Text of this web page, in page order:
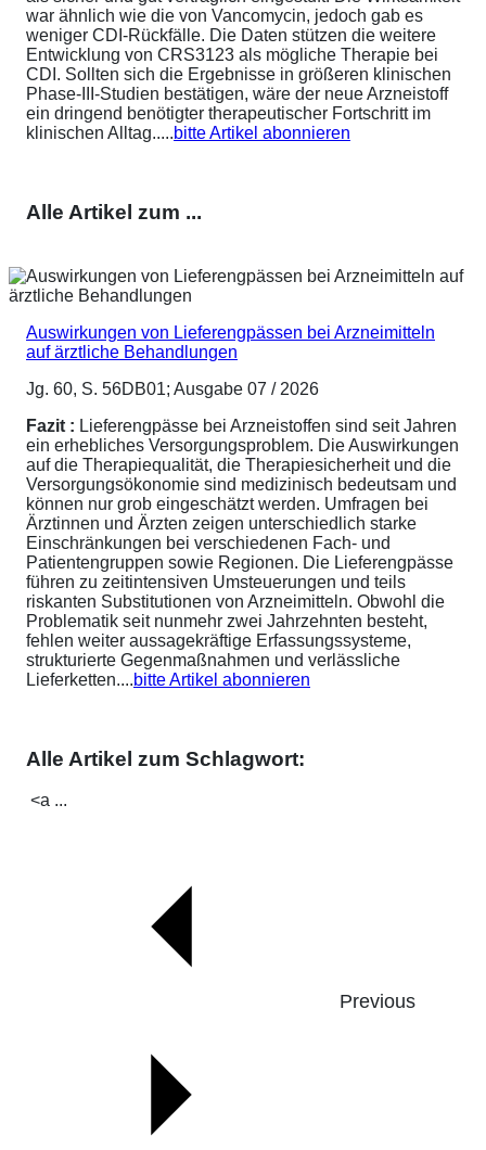
war ähnlich wie die von Vancomycin, jedoch gab es
weniger CDI-Rückfälle. Die Daten stützen die weitere
Entwicklung von CRS3123 als mögliche Therapie bei
CDI. Sollten sich die Ergebnisse in größeren klinischen
Phase-III-Studien bestätigen, wäre der neue Arzneistoff
ein dringend benötigter therapeutischer Fortschritt im
klinischen Alltag.....bitte Artikel abonnieren
Alle Artikel zum ...
Auswirkungen von Lieferengpässen bei Arzneimitteln
auf ärztliche Behandlungen
Jg. 60, S. 56DB01; Ausgabe 07 / 2026
Fazit : Lieferengpässe bei Arzneistoffen sind seit Jahren
ein erhebliches Versorgungsproblem. Die Auswirkungen
auf die Therapiequalität, die Therapiesicherheit und die
Versorgungsökonomie sind medizinisch bedeutsam und
können nur grob eingeschätzt werden. Umfragen bei
Ärztinnen und Ärzten zeigen unterschiedlich starke
Einschränkungen bei verschiedenen Fach- und
Patientengruppen sowie Regionen. Die Lieferengpässe
führen zu zeitintensiven Umsteuerungen und teils
riskanten Substitutionen von Arzneimitteln. Obwohl die
Problematik seit nunmehr zwei Jahrzehnten besteht,
fehlen weiter aussagekräftige Erfassungssysteme,
strukturierte Gegenmaßnahmen und verlässliche
Lieferketten....bitte Artikel abonnieren
Alle Artikel zum Schlagwort:
<a ...
Previous